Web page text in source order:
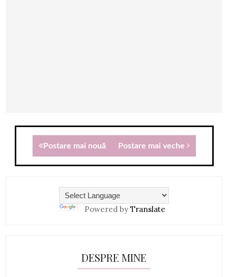
Postare mai nouă Postare mai veche
Powered by Translate
DESPRE MINE